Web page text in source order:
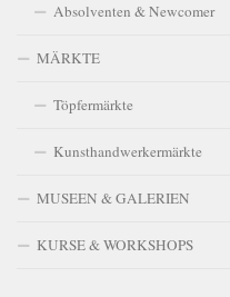
Absolventen & Newcomer
MÄRKTE
Töpfermärkte
Kunsthandwerkermärkte
MUSEEN & GALERIEN
KURSE & WORKSHOPS